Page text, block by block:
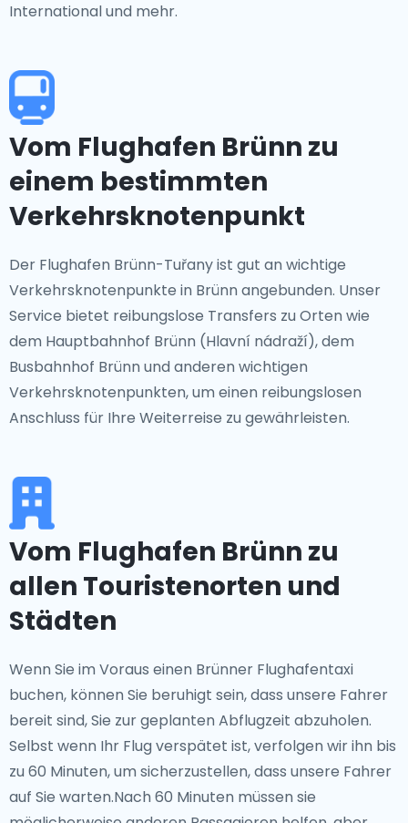
International und mehr.
Vom Flughafen Brünn zu
einem bestimmten
Verkehrsknotenpunkt
Der Flughafen Brünn-Tuřany ist gut an wichtige
Verkehrsknotenpunkte in Brünn angebunden. Unser
Service bietet reibungslose Transfers zu Orten wie
dem Hauptbahnhof Brünn (Hlavní nádraží), dem
Busbahnhof Brünn und anderen wichtigen
Verkehrsknotenpunkten, um einen reibungslosen
Anschluss für Ihre Weiterreise zu gewährleisten.
Vom Flughafen Brünn zu
allen Touristenorten und
Städten
Wenn Sie im Voraus einen Brünner Flughafentaxi
buchen, können Sie beruhigt sein, dass unsere Fahrer
bereit sind, Sie zur geplanten Abflugzeit abzuholen.
Selbst wenn Ihr Flug verspätet ist, verfolgen wir ihn bis
zu 60 Minuten, um sicherzustellen, dass unsere Fahrer
auf Sie warten.Nach 60 Minuten müssen sie